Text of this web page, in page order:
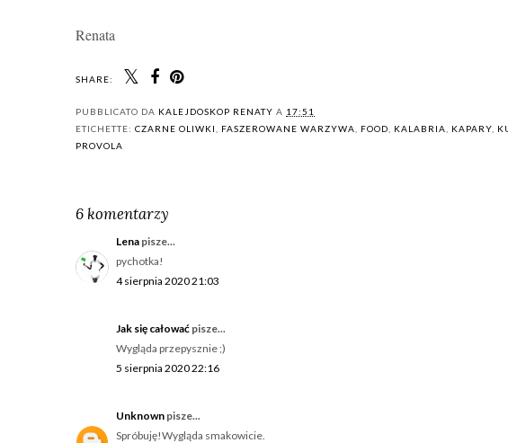
Renata
SHARE:
PUBBLICATO DA KALEJDOSKOP RENATY A 17:51
ETICHETTE: CZARNE OLIWKI FASZEROWANE WARZYWA FOOD KALABRIA KAPARY
PROVOLA
6 komentarzy
Lena pisze...
pychotka!
4 sierpnia 2020 21:03
Jak się całować pisze...
Wygląda przepysznie ;)
5 sierpnia 2020 22:16
Unknown pisze...
Spróbuję!Wygląda smakowicie.